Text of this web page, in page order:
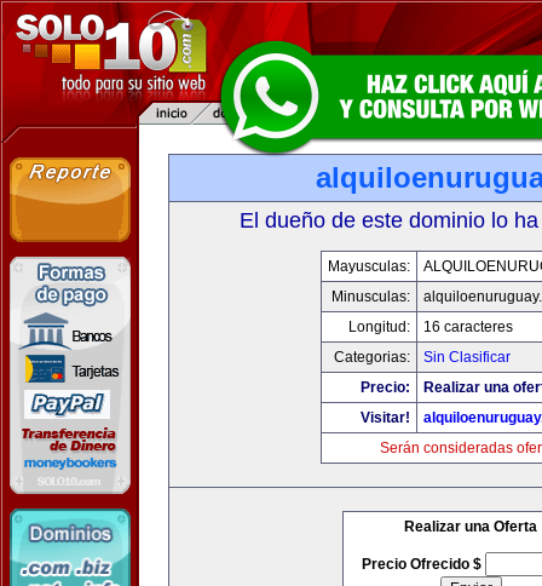
El dueño de este dominio lo
Mayusculas:
Minusculas:
Longitud:
16 caracteres
Categorias:
Sin Clasificar
Precio:
Realizar una
Visitar!
Serán consideradas
Realizar una Oferta
Precio Ofrecido $